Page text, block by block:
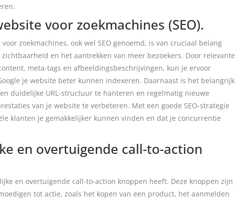
voor zoekmachines (SEO).
zoekmachines, ook wel SEO genoemd, is van cruciaal belang
en het aantrekken van meer bezoekers. Door relevante
meta-tags en afbeeldingsbeschrijvingen, kun je ervoor
je website beter kunnen indexeren. Daarnaast is het belangrijk
duidelijke URL-structuur te hanteren en regelmatig nieuwe
van je website te verbeteren. Met een goede SEO-strategie
klanten je gemakkelijker kunnen vinden en dat je concurrentie
en overtuigende call-to-action
en overtuigende call-to-action knoppen heeft. Deze knoppen zijn
tot actie, zoals het kopen van een product, het aanmelden